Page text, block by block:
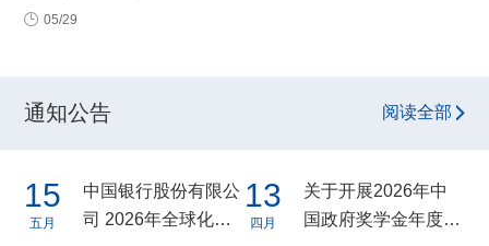
05/29
通知公告 阅读全部
15
五月
中国银行股份有限公
司 2026年全球化实
13
四月
关于开展2026年中
国政府奖学金年度评